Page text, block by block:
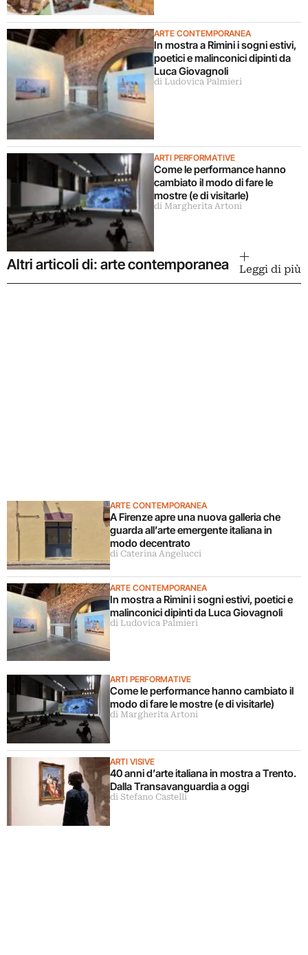
ARTE CONTEMPORANEA
In mostra a Rimini i sogni estivi,
poetici e malinconici dipinti da
Luca Giovagnoli
di Ludovica Palmieri
ARTI PERFORMATIVE
Come le performance hanno
cambiato il modo di fare le
mostre (e di visitarle)
di Margherita Artoni
Altri articoli di: arte contemporanea Leggi di più
ARTE CONTEMPORANEA
A Firenze apre una nuova galleria che
guarda all’arte emergente italiana in
modo decentrato
di Caterina Angelucci
ARTE CONTEMPORANEA
In mostra a Rimini i sogni estivi, poetici e
malinconici dipinti da Luca Giovagnoli
di Ludovica Palmieri
ARTI PERFORMATIVE
Come le performance hanno cambiato il
modo di fare le mostre (e di visitarle)
di Margherita Artoni
ARTI VISIVE
40 anni d’arte italiana in mostra a Trento.
Dalla Transavanguardia a oggi
di Stefano Castelli